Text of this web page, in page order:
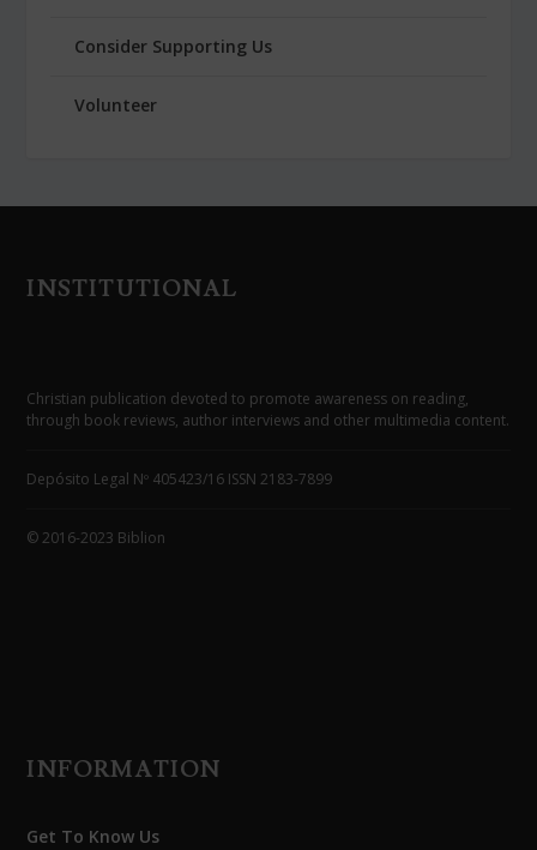
Consider Supporting Us
Volunteer
INSTITUTIONAL
Christian publication devoted to promote awareness on reading,
through book reviews, author interviews and other multimedia content.
Depósito Legal Nº 405423/16 ISSN 2183-7899
© 2016-2023 Biblion
INFORMATION
Get To Know Us